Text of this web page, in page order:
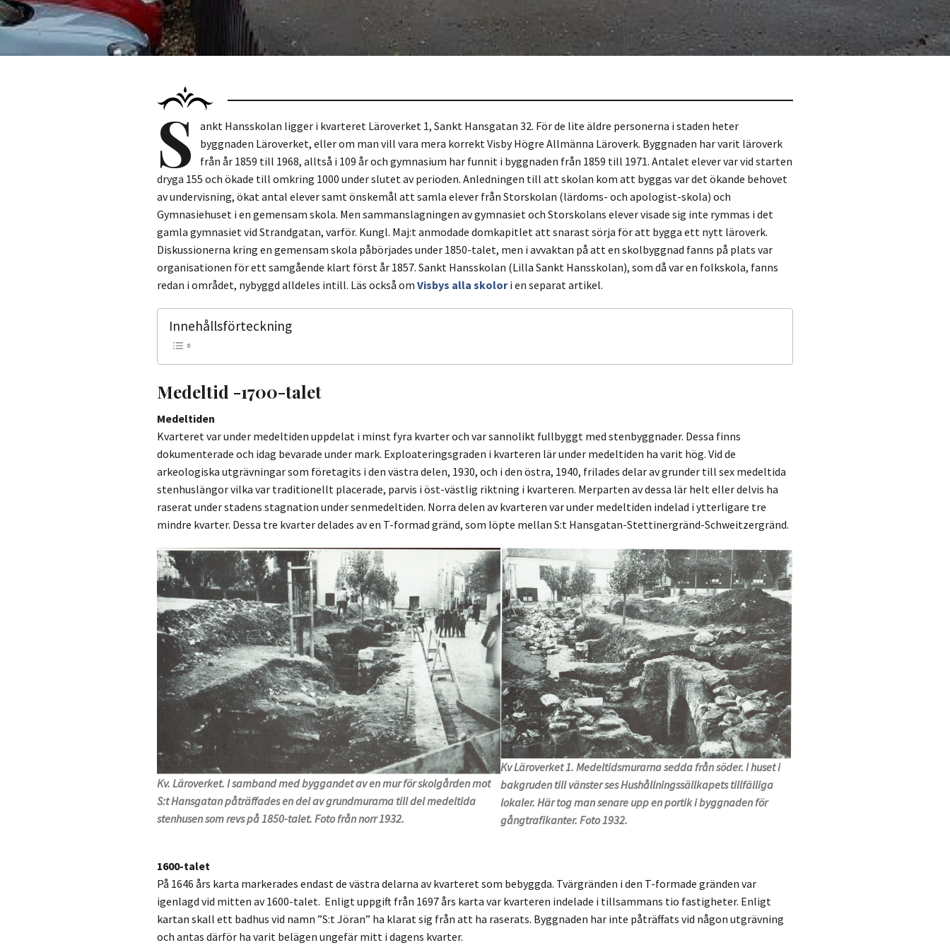
S
ankt Hansskolan ligger i kvarteret Läroverket 1, Sankt Hansgatan 32. För de lite äldre personerna i staden heter
byggnaden Läroverket, eller om man vill vara mera korrekt Visby Högre Allmänna Läroverk. Byggnaden har varit läroverk
från år 1859 till 1968, alltså i 109 år och gymnasium har funnit i byggnaden från 1859 till 1971. Antalet elever var vid starten
dryga 155 och ökade till omkring 1000 under slutet av perioden. Anledningen till att skolan kom att byggas var det ökande behovet
av undervisning, ökat antal elever samt önskemål att samla elever från Storskolan (lärdoms- och apologist-skola) och
Gymnasiehuset i en gemensam skola. Men sammanslagningen av gymnasiet och Storskolans elever visade sig inte rymmas i det
gamla gymnasiet vid Strandgatan, varför. Kungl. Maj:t anmodade domkapitlet att snarast sörja för att bygga ett nytt läroverk.
Diskussionerna kring en gemensam skola påbörjades under 1850-talet, men i avvaktan på att en skolbyggnad fanns på plats var
organisationen för ett samgående klart först år 1857. Sankt Hansskolan (Lilla Sankt Hansskolan), som då var en folkskola, fanns
redan i området, nybyggd alldeles intill. Läs också om Visbys alla skolori en separat artikel.
Innehållsförteckning
Medeltid -1700-talet
Medeltiden
Kvarteret var under medeltiden uppdelat i minst fyra kvarter och var sannolikt fullbyggt med stenbyggnader. Dessa finns
dokumenterade och idag bevarade under mark. Exploateringsgraden i kvarteren lär under medeltiden ha varit hög. Vid de
arkeologiska utgrävningar som företagits i den västra delen, 1930, och i den östra, 1940, frilades delar av grunder till sex medeltida
stenhuslängor vilka var traditionellt placerade, parvis i öst-västlig riktning i kvarteren. Merparten av dessa lär helt eller delvis ha
raserat under stadens stagnation under senmedeltiden. Norra delen av kvarteren var under medeltiden indelad i ytterligare tre
mindre kvarter. Dessa tre kvarter delades av en T-formad gränd, som löpte mellan S:t Hansgatan-Stettinergränd-Schweitzergränd.
Kv. Läroverket. I samband med byggandet av en mur för skolgården mot
S:t Hansgatan påträffades en del av grundmurarna till del medeltida
stenhusen som revs på 1850-talet. Foto från norr 1932.
Kv Läroverket 1. Medeltidsmurarna sedda från söder. I huset i
bakgruden till vänster ses Hushållningssällkapets tillfälliga
lokaler. Här tog man senare upp en portik i byggnaden för
gångtrafikanter. Foto 1932.
1600-talet
På 1646 års karta markerades endast de västra delarna av kvarteret som bebyggda. Tvärgränden i den T-formade gränden var
igenlagd vid mitten av 1600-talet. Enligt uppgift från 1697 års karta var kvarteren indelade i tillsammans tio fastigheter. Enligt
kartan skall ett badhus vid namn ”S:t Jöran” ha klarat sig från att ha raserats. Byggnaden har inte påträffats vid någon utgrävning
och antas därför ha varit belägen ungefär mitt i dagens kvarter.